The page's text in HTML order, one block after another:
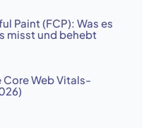
Paint (FCP): Was es
misst und behebt
Web Vitals-